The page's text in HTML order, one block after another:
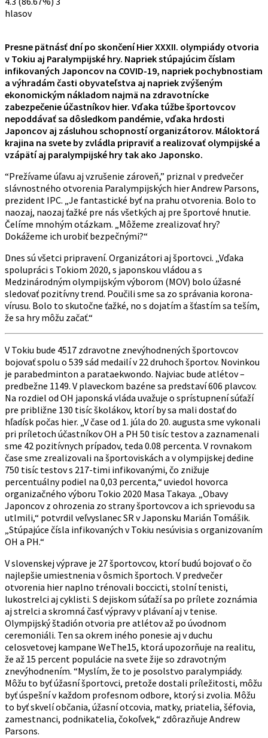
hlasov
Presne pätnásť dní po skončení Hier XXXII. olympiády otvoria
v Tokiu aj Paralympijské hry. Napriek stúpajúcim číslam
infikovaných Japoncov na COVID-19, napriek pochybnostiam
a výhradám časti obyvateľstva aj napriek zvýšeným
ekonomickým nákladom najmä na zdravotnícke
zabezpečenie účastníkov hier. Vďaka túžbe športovcov
nepoddávať sa dôsledkom pandémie, vďaka hrdosti
Japoncov aj zásluhou schopností organizátorov. Máloktorá
krajina na svete by zvládla pripraviť a realizovať olympijské a
vzápätí aj paralympijské hry tak ako Japonsko.
“Prežívame úľavu aj vzrušenie zároveň,” priznal v predvečer
slávnostného otvorenia Paralympijských hier Andrew Parsons,
prezident IPC. „Je fantastické byť na prahu otvorenia. Bolo to
naozaj, naozaj ťažké pre nás všetkých aj pre športové hnutie.
Čelíme mnohým otázkam. „Môžeme zrealizovať hry?
Dokážeme ich urobiť bezpečnými?“
Dnes sú všetci pripravení. Organizátori aj športovci. „Vďaka
spolupráci s Tokiom 2020, s japonskou vládou a s
Medzinárodným olympijským výborom (MOV) bolo úžasné
sledovať pozitívny trend. Poučili sme sa zo správania korona-
vírusu. Bolo to skutočne ťažké, no s dojatím a šťastím sa teším,
že sa hry môžu začať.“
V Tokiu bude 4517 zdravotne znevýhodnených športovcov
bojovať spolu o 539 sád medailí v 22 druhoch športov. Novinkou
je parabedminton a parataekwondo. Najviac bude atlétov –
predbežne 1149. V plaveckom bazéne sa predstaví 606 plavcov.
Na rozdiel od OH japonská vláda uvažuje o sprístupnení súťaží
pre približne 130 tisíc školákov, ktorí by sa mali dostať do
hľadísk počas hier. „V čase od 1. júla do 20. augusta sme vykonali
pri príletoch účastníkov OH a PH 50 tisíc testov a zaznamenali
sme 42 pozitívnych prípadov, teda 0.08 percenta. V rovnakom
čase sme zrealizovali na športoviskách a v olympijskej dedine
750 tisíc testov s 217-timi infikovanými, čo znižuje
percentuálny podiel na 0,03 percenta,“ uviedol hovorca
organizačného výboru Tokio 2020 Masa Takaya. „Obavy
Japoncov z ohrozenia zo strany športovcov a ich sprievodu sa
utlmili,“ potvrdil veľvyslanec SR v Japonsku Marián Tomášik.
„Stúpajúce čísla infikovaných v Tokiu nesúvisia s organizovaním
OH a PH.“
V slovenskej výprave je 27 športovcov, ktorí budú bojovať o čo
najlepšie umiestnenia v ôsmich športoch. V predvečer
otvorenia hier naplno trénovali boccicti, stolní tenisti,
lukostrelci aj cyklisti. S dejiskom súťaží sa po prílete zoznámia
aj strelci a skromná časť výpravy v plávaní aj v tenise.
Olympijský štadión otvoria pre atlétov až po úvodnom
ceremoniáli. Ten sa okrem iného ponesie aj v duchu
celosvetovej kampane WeThe15, ktorá upozorňuje na realitu,
že až 15 percent populácie na svete žije so zdravotným
znevýhodnením. “Myslím, že to je posolstvo paralympiády.
Môžu to byť úžasní športovci, pretože dostali príležitosti, môžu
byť úspešní v každom profesnom odbore, ktorý si zvolia. Môžu
to byť skvelí občania, úžasní otcovia, matky, priatelia, šéfovia,
zamestnanci, podnikatelia, čokoľvek,“ zdôrazňuje Andrew
Parsons.